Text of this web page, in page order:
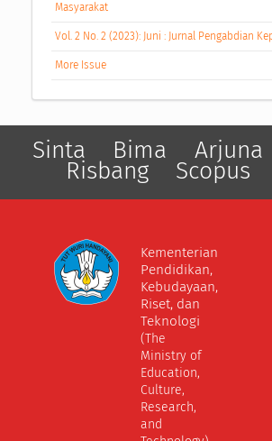
Masyarakat
Vol. 2 No. 2 (2023): Juni : Jurnal Pengabdian
More Issue
Sinta Bima Arjuna
Risbang Scopus
Kementerian
Pendidikan,
Kebudayaan,
Riset, dan
Teknologi
(The
Ministry of
Education,
Culture,
Research,
and